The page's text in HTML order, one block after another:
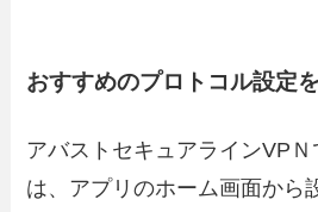
おすすめのプロトコル設定
アバストセキュアラインVP
は、アプリのホーム画面から